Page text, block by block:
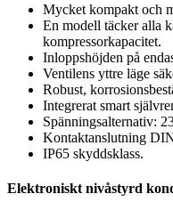
Mycket kompakt och
En modell täcker alla
kompressorkapacitet.
Inloppshöjden på
Ventilens yttre läge
Robust,
Integrerat smart
Spänningsalternativ:
Kontaktanslutning
IP65 skyddsklass.
Elektroniskt nivåstyrd